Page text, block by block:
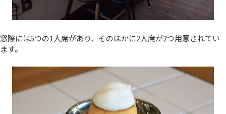
窓際には5つの1人席があり、そのほかに2人席が2つ用意されてい
ます。